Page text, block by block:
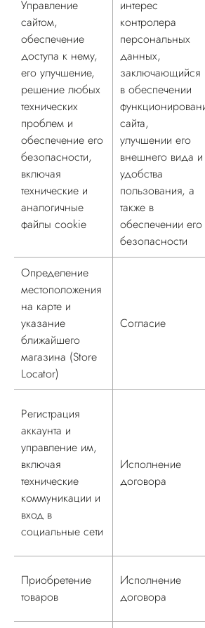
Управление
сайтом,
обеспечение
доступа к нему,
его улучшение,
решение любых
технических
проблем и
обеспечение его
безопасности,
включая
технические и
аналогичные
файлы cookie
интерес
контролера
персональных
данных,
заключающийся
в обеспечении
сайта,
улучшении его
внешнего вида и
удобства
пользования, а
также в
обеспечении его
безопасности
Определение
местоположения
на карте и
указание
ближайшего
магазина (Store
Locator)
Согласие
Регистрация
аккаунта и
управление им,
включая
технические
коммуникации и
вход в
социальные сети
Исполнение
договора
Приобретение
товаров
Исполнение
договора